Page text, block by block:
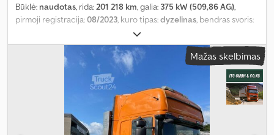
Būklė: naudotas, rida:201 218 km, galia: 375 kW (509,86 AG),
pirmoji registracija:08/2023, kuro tipas:dyzelinas, bendras svoris:
3 ašys
stabdžiai:retarderis, spalva:juodas, pavaros tipas:automatinis,
Gamybos metai:
2023, Įranga:ABS, autonominis šildytuvas,
elektroninė stabilumo programa (ESP), kranas, navigacijos
sistema, oro kondicionavimas, suodžių filtras
Mažas skelbimas